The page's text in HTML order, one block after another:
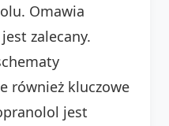
Omawia
zalecany.
również kluczowe
jest